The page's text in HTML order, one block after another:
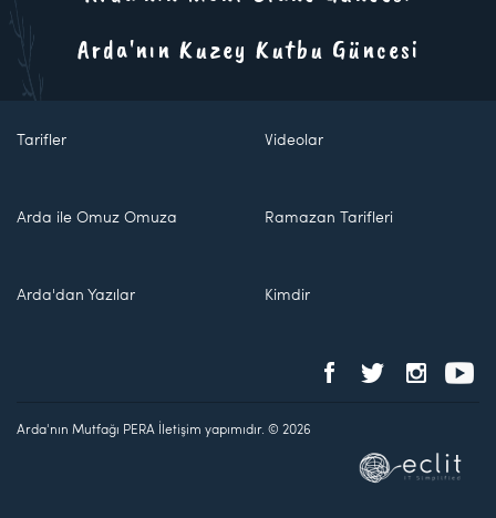
Arda'nın Kuzey Kutbu Güncesi
Tarifler Videolar
Arda ile Omuz Omuza Ramazan Tarifleri
Arda'dan Yazılar Kimdir
Arda'nın Mutfağı PERA İletişim yapımıdır. © 2026